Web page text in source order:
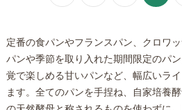
定番の食パンやフランスパン、クロワ
パンや季節を取り入れた期間限定のパ
覚で楽しめる甘いパンなど、幅広いラ
ます。全てのパンを手捏ね、自家培養